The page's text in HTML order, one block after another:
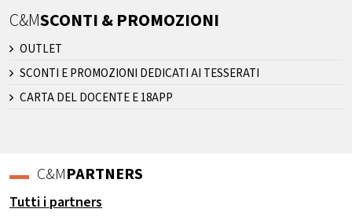
C&MSCONTI & PROMOZIONI
OUTLET
SCONTI E PROMOZIONI DEDICATI AI TESSERATI
CARTA DEL DOCENTE E 18APP
C&MPARTNERS
Tutti i partners